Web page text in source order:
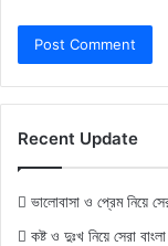
Recent Update
ভালোবাসা ও প্রেম নিয়ে
কষ্ট ও দুঃখ নিয়ে সেরা